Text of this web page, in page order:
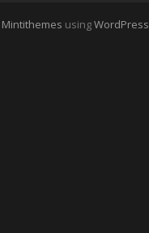
Mintithemes usingWordPress